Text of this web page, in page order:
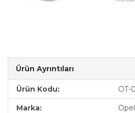
Ürün Ayrıntıları
Ürün Kodu: OT-
Marka: Opel